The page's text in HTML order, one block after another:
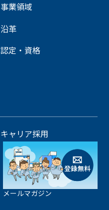
事業領域
沿革
認定・資格
キャリア採用
メールマガジン